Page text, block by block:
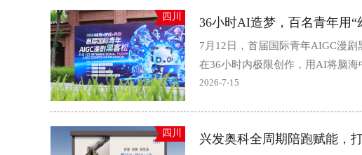
四川
7月12日，首届国际青年AIGC漫
在36小时内极限创作，用AI将脑
2026-7-15
四川 兴发奥科全周期陪跑赋能，